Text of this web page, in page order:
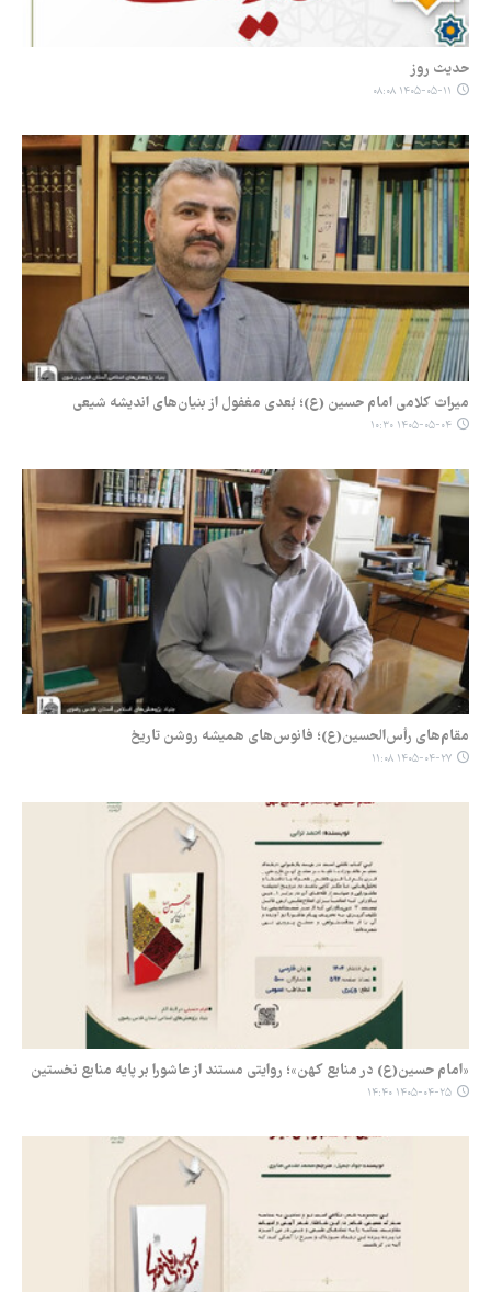
حدیث روز
۱۴۰۵-۰۵-۱۱ ۰۸:۰۸
میراث کلامی امام حسین (ع)؛ بُعدی مغفول از بنیان‌های اندیشه شیعی
۱۴۰۵-۰۵-۰۴ ۱۰:۳۰
مقام‌های رأس‌الحسین(ع)؛ فانوس‌های همیشه روشن تاریخ
۱۴۰۵-۰۴-۲۷ ۱۱:۰۸
«امام حسین(ع) در منابع کهن»؛ روایتی مستند از عاشورا بر پایه منابع نخستین
۱۴۰۵-۰۴-۲۵ ۱۴:۴۰